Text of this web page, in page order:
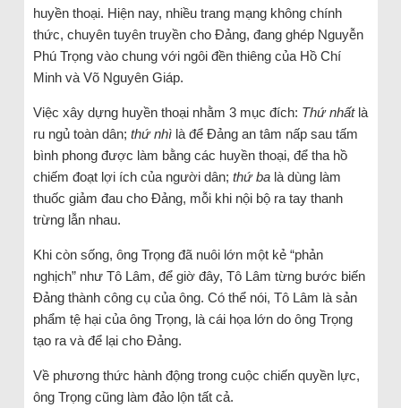
huyền thoại. Hiện nay, nhiều trang mạng không chính
thức, chuyên tuyên truyền cho Đảng, đang ghép Nguyễn
Phú Trọng vào chung với ngôi đền thiêng của Hồ Chí
Minh và Võ Nguyên Giáp.
Việc xây dựng huyền thoại nhằm 3 mục đích: Thứ nhấtlà
ru ngủ toàn dân; thứ nhìlà để Đảng an tâm nấp sau tấm
bình phong được làm bằng các huyền thoại, để tha hồ
chiếm đoạt lợi ích của người dân; thứ balà dùng làm
thuốc giảm đau cho Đảng, mỗi khi nội bộ ra tay thanh
trừng lẫn nhau.
Khi còn sống, ông Trọng đã nuôi lớn một kẻ “phản
nghịch” như Tô Lâm, để giờ đây, Tô Lâm từng bước biến
Đảng thành công cụ của ông. Có thể nói, Tô Lâm là sản
phẩm tệ hại của ông Trọng, là cái họa lớn do ông Trọng
tạo ra và để lại cho Đảng.
Về phương thức hành động trong cuộc chiến quyền lực,
ông Trọng cũng làm đảo lộn tất cả.